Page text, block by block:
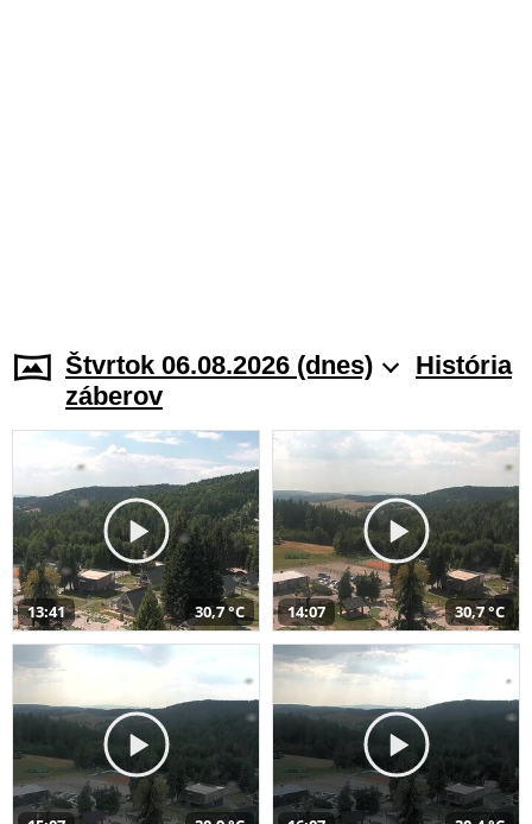
Štvrtok 06.08.2026 (dnes)
História
záberov
13:41 30,7 °C 14:07 30,7 °C